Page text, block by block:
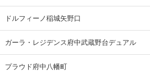
ドルフィーノ稲城矢野口
ガーラ・レジデンス府中武蔵野台デュアル
プラウド府中八幡町